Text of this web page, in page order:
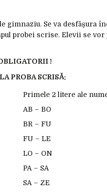
gimnaziu. Se va desfășura
probei scrise. Elevii se
!
PROBA SCRISĂ:
Primele 2 litere ale
AB – BO
BR – FU
FU – LE
LO – ON
PA – SA
SA – ZE